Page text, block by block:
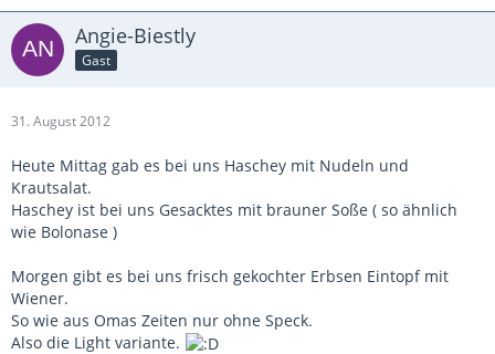
Angie-Biestly
Gast
31. August 2012
Heute Mittag gab es bei uns Haschey mit Nudeln und
Krautsalat.
Haschey ist bei uns Gesacktes mit brauner Soße ( so ähnlich
wie Bolonase )
Morgen gibt es bei uns frisch gekochter Erbsen Eintopf mit
Wiener.
So wie aus Omas Zeiten nur ohne Speck.
Also die Light variante.